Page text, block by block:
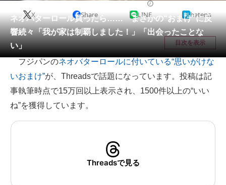
会員記事
メディア
注目記事を集めた総合ページ
ITの今と未来を見通す
スマホと通信の最新トレンド
ビジネスと働き方のヒント
ネオバターロール買ったら…… まさかの“おまけ”に反
響続々「我が家は制覇しました！」「出会ったことな
い」
X Share LINE hatena
目次を表示
フジパンのネオバターロールに付いている“思いがけな
いおまけ”が、Threadsで話題になっています。投稿は記
事執筆時点で15万回以上表示され、1500件以上の“いい
ね”を獲得しています。
Threadsで見る